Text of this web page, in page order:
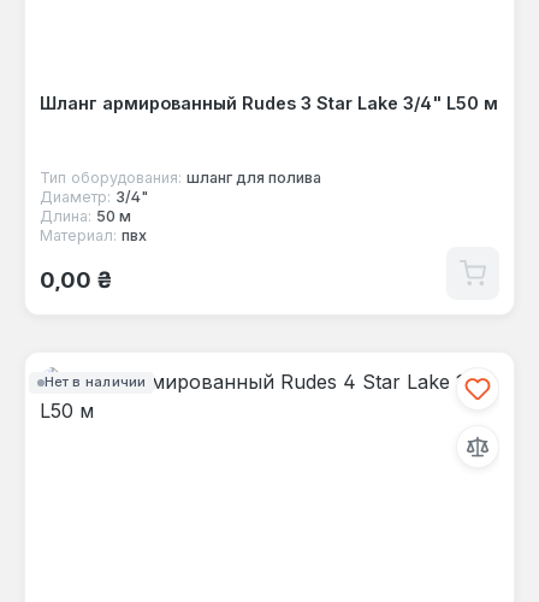
Шланг армированный Rudes 3 Star Lake 3/4" L50 м
Тип оборудования: шланг для полива
Диаметр: 3/4"
Длина: 50 м
Материал: пвх
Обычная цена:
0,00 ₴
Нет в наличии